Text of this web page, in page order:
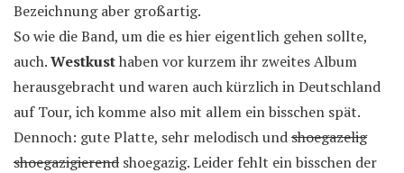
Bezeichnung aber großartig.
So wie die Band, um die es hier eigentlich gehen sollte,
auch.Westkusthaben vor kurzem ihr zweites Album
herausgebracht und waren auch kürzlich in Deutschland
auf Tour, ich komme also mit allem ein bisschen spät.
Dennoch: gute Platte, sehr melodisch undshoegazelig
shoegazigierend shoegazig. Leider fehlt ein bisschen der